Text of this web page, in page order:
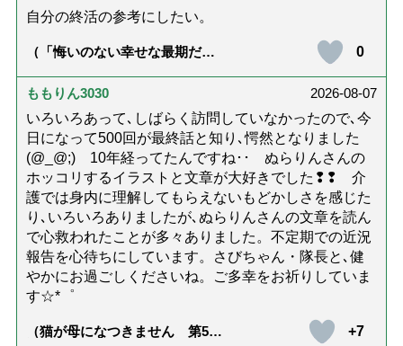
自分の終活の参考にしたい。
（「悔いのない幸せな最期だっ
り返る母の在宅介護と看取り｜
幸せな在宅死のために医師が教
0
ももりん3030
2026-08-07
いろいろあって､しばらく訪問していなかったので､今
日になって500回が最終話と知り､愕然となりました
(@_@;) 10年経ってたんですね･･ ぬらりんさんの
ホッコリするイラストと文章が大好きでした❢❢ 介
護では身内に理解してもらえないもどかしさを感じた
り､いろいろありましたが､ぬらりんさんの文章を読ん
で心救われたことが多々ありました。不定期での近況
報告を心待ちにしています。さびちゃん・隊長と､健
やかにお過ごしくださいね。ご多幸をお祈りしていま
す☆*゜
（猫が母になつきません 第500
+7